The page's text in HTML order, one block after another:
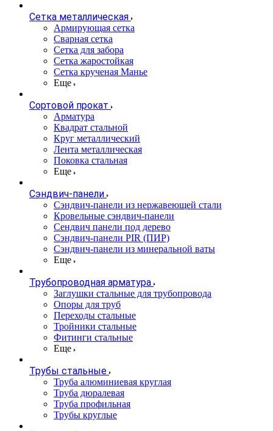
Сетка металлическая
Армирующая сетка
Сварная сетка
Сетка для забора
Сетка жаростойкая
Сетка крученая Манье
Еще
Сортовой прокат
Арматура
Квадрат стальной
Круг металлический
Лента металлическая
Поковка стальная
Еще
Сэндвич-панели
Cэндвич-панели из нержавеющей стали
Кровельные сэндвич-панели
Сендвич панели под дерево
Сэндвич-панели PIR (ПИР)
Сэндвич-панели из минеральной ваты
Еще
Трубопроводная арматура
Заглушки стальные для трубопровода
Опоры для труб
Переходы стальные
Тройники стальные
Фитинги стальные
Еще
Трубы стальные
Труба алюминиевая круглая
Труба дюралевая
Труба профильная
Трубы круглые